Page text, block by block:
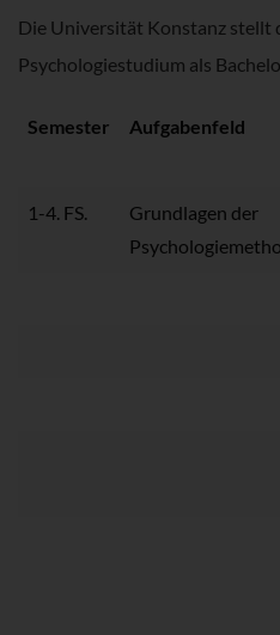
Die Universität Konstanz stellt
Psychologiestudium als
Semester Aufgabenfeld
1-4. FS.
Grundlagen der